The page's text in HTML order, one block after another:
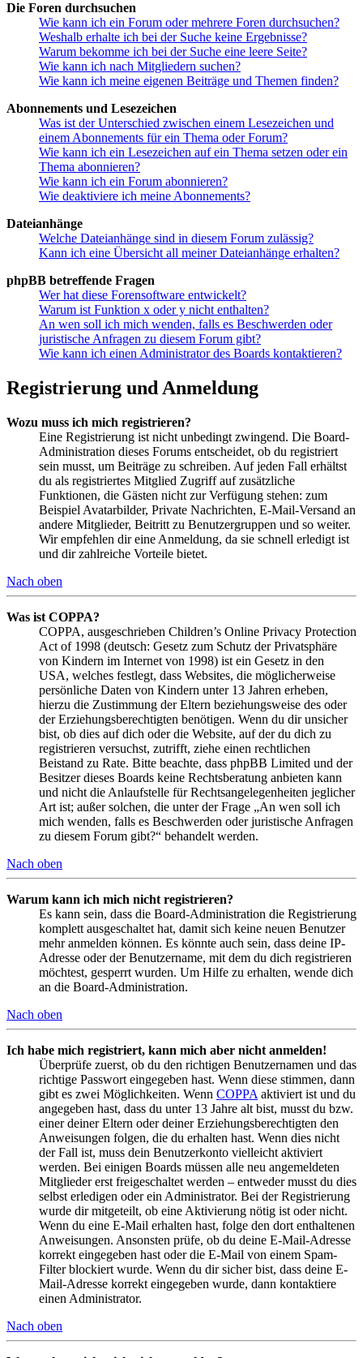
Die Foren durchsuchen
Wie kann ich ein Forum oder mehrere Foren durchsuchen?
Weshalb erhalte ich bei der Suche keine Ergebnisse?
Warum bekomme ich bei der Suche eine leere Seite?
Wie kann ich nach Mitgliedern suchen?
Wie kann ich meine eigenen Beiträge und Themen finden?
Abonnements und Lesezeichen
Was ist der Unterschied zwischen einem Lesezeichen und
einem Abonnements für ein Thema oder Forum?
Wie kann ich ein Lesezeichen auf ein Thema setzen oder ein
Thema abonnieren?
Wie kann ich ein Forum abonnieren?
Wie deaktiviere ich meine Abonnements?
Dateianhänge
Welche Dateianhänge sind in diesem Forum zulässig?
Kann ich eine Übersicht all meiner Dateianhänge erhalten?
phpBB betreffende Fragen
Wer hat diese Forensoftware entwickelt?
Warum ist Funktion x oder y nicht enthalten?
An wen soll ich mich wenden, falls es Beschwerden oder
juristische Anfragen zu diesem Forum gibt?
Wie kann ich einen Administrator des Boards kontaktieren?
Registrierung und Anmeldung
Wozu muss ich mich registrieren?
Eine Registrierung ist nicht unbedingt zwingend. Die Board-
Administration dieses Forums entscheidet, ob du registriert
sein musst, um Beiträge zu schreiben. Auf jeden Fall erhältst
du als registriertes Mitglied Zugriff auf zusätzliche
Funktionen, die Gästen nicht zur Verfügung stehen: zum
Beispiel Avatarbilder, Private Nachrichten, E-Mail-Versand an
andere Mitglieder, Beitritt zu Benutzergruppen und so weiter.
Wir empfehlen dir eine Anmeldung, da sie schnell erledigt ist
und dir zahlreiche Vorteile bietet.
Nach oben
Was ist COPPA?
COPPA, ausgeschrieben Children’s Online Privacy Protection
Act of 1998 (deutsch: Gesetz zum Schutz der Privatsphäre
von Kindern im Internet von 1998) ist ein Gesetz in den
USA, welches festlegt, dass Websites, die möglicherweise
persönliche Daten von Kindern unter 13 Jahren erheben,
hierzu die Zustimmung der Eltern beziehungsweise des oder
der Erziehungsberechtigten benötigen. Wenn du dir unsicher
bist, ob dies auf dich oder die Website, auf der du dich zu
registrieren versuchst, zutrifft, ziehe einen rechtlichen
Beistand zu Rate. Bitte beachte, dass phpBB Limited und der
Besitzer dieses Boards keine Rechtsberatung anbieten kann
und nicht die Anlaufstelle für Rechtsangelegenheiten jeglicher
Art ist; außer solchen, die unter der Frage „An wen soll ich
mich wenden, falls es Beschwerden oder juristische Anfragen
zu diesem Forum gibt?“ behandelt werden.
Nach oben
Warum kann ich mich nicht registrieren?
Es kann sein, dass die Board-Administration die Registrierung
komplett ausgeschaltet hat, damit sich keine neuen Benutzer
mehr anmelden können. Es könnte auch sein, dass deine IP-
Adresse oder der Benutzername, mit dem du dich registrieren
möchtest, gesperrt wurden. Um Hilfe zu erhalten, wende dich
an die Board-Administration.
Nach oben
Ich habe mich registriert, kann mich aber nicht anmelden!
Überprüfe zuerst, ob du den richtigen Benutzernamen und das
richtige Passwort eingegeben hast. Wenn diese stimmen, dann
gibt es zwei Möglichkeiten. Wenn COPPA aktiviert ist und du
angegeben hast, dass du unter 13 Jahre alt bist, musst du bzw.
einer deiner Eltern oder deiner Erziehungsberechtigten den
Anweisungen folgen, die du erhalten hast. Wenn dies nicht
der Fall ist, muss dein Benutzerkonto vielleicht aktiviert
werden. Bei einigen Boards müssen alle neu angemeldeten
Mitglieder erst freigeschaltet werden – entweder musst du dies
selbst erledigen oder ein Administrator. Bei der Registrierung
wurde dir mitgeteilt, ob eine Aktivierung nötig ist oder nicht.
Wenn du eine E-Mail erhalten hast, folge den dort enthaltenen
Anweisungen. Ansonsten prüfe, ob du deine E-Mail-Adresse
korrekt eingegeben hast oder die E-Mail von einem Spam-
Filter blockiert wurde. Wenn du dir sicher bist, dass deine E-
Mail-Adresse korrekt eingegeben wurde, dann kontaktiere
einen Administrator.
Nach oben